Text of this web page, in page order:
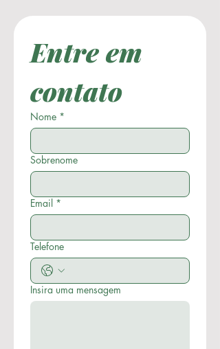
Entre em
contato
Nome *
Sobrenome
Email *
Telefone
Insira uma mensagem